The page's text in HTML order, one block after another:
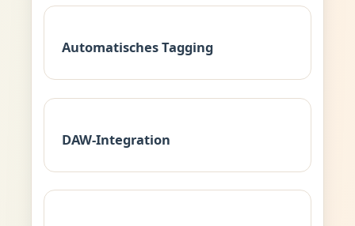
Automatisches Tagging
DAW-Integration